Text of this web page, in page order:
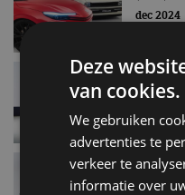
Contact
dec 2024
Zo ziet
Concept!
Auto’s
jul 2019
Deze
van cookies.
We gebruiken
advertenties te
verkeer te
informatie over